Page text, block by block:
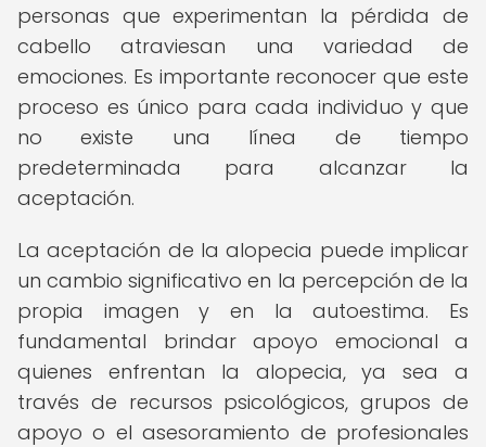
personas que experimentan la pérdida de
cabello atraviesan una variedad de
emociones. Es importante reconocer que este
proceso es único para cada individuo y que
no existe una línea de tiempo
predeterminada para alcanzar la
aceptación.
La aceptación de la alopecia puede implicar
un cambio significativo en la percepción de la
propia imagen y en la autoestima. Es
fundamental brindar apoyo emocional a
quienes enfrentan la alopecia, ya sea a
través de recursos psicológicos, grupos de
apoyo o el asesoramiento de profesionales